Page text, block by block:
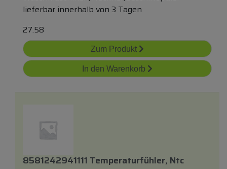
lieferbar innerhalb von 3 Tagen
27.58
Zum Produkt
In den Warenkorb
8581242941111 Temperaturfühler, Ntc